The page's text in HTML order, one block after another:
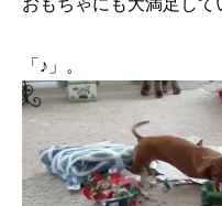
「♪」。